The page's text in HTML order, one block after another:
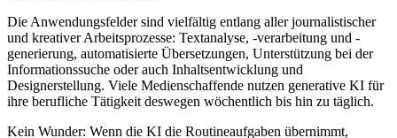
Die Anwendungsfelder sind vielfältig entlang aller journalistischer
und kreativer Arbeitsprozesse: Textanalyse, -verarbeitung und -
generierung, automatisierte Übersetzungen, Unterstützung bei der
Informationssuche oder auch Inhaltsentwicklung und
Designerstellung. Viele Medienschaffende nutzen generative KI für
ihre berufliche Tätigkeit deswegen wöchentlich bis hin zu täglich.
Kein Wunder: Wenn die KI die Routineaufgaben übernimmt,